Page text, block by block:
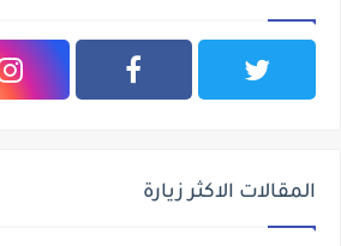
المقالات الاكثر زيارة